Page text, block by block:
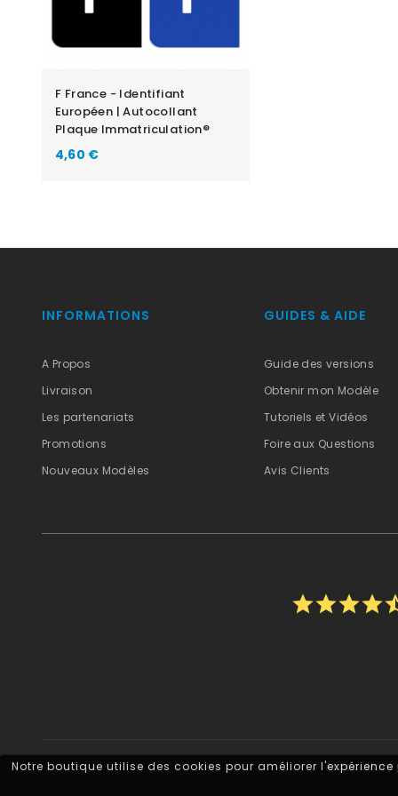
Notre boutique utilise des cookies pour améliorer
F France - Identifiant
Européen | Autocollant
Plaque Immatriculation®
Prix
4,60 €
INFORMATIONS
A Propos
Livraison
Les partenariats
Promotions
Nouveaux Modèles
GUIDES & AIDE
Guide des versions
Obtenir mon Modèle
Tutoriels et Vidéos
Foire aux Questions
Avis Clients
starstarstarstar
Autocollant